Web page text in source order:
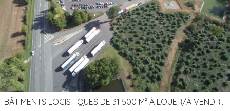
BÂTIMENTS LOGISTIQUES DE 31 500 M² À LOUER/À VENDRE SUR UN SITE DE 17 HA (79)